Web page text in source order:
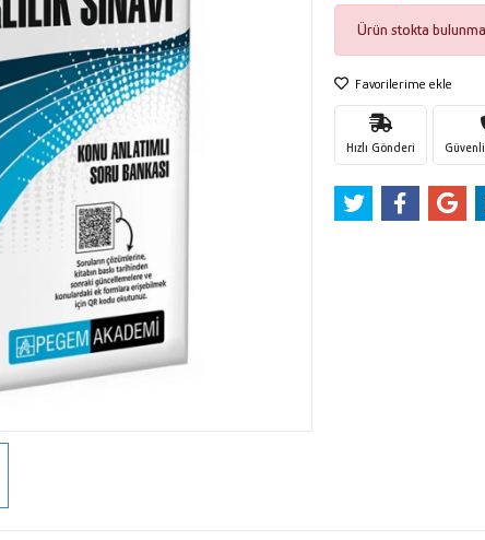
Ürün stokta
Favorilerime ekle
Hızlı Gönderi